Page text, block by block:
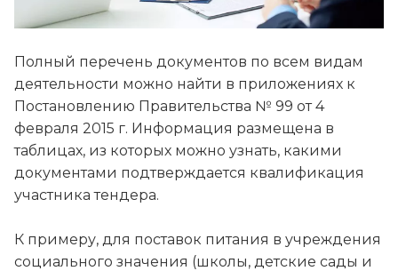
Полный перечень документов по всем видам
деятельности можно найти в приложениях к
Постановлению Правительства № 99 от 4
февраля 2015 г. Информация размещена в
таблицах, из которых можно узнать, какими
документами подтверждается квалификация
участника тендера.
К примеру, для поставок питания в учреждения
социального значения (школы, детские сады и